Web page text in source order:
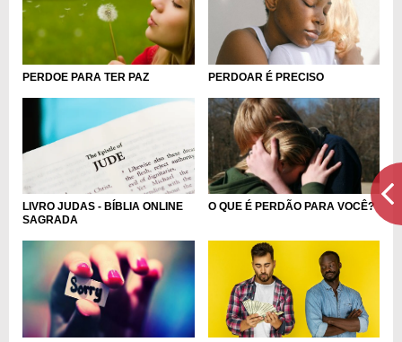
PERDOE PARA TER PAZ PERDOAR É PRECISO
LIVRO JUDAS - BÍBLIA ONLINE
SAGRADA
O QUE É PERDÃO PARA VOCÊ?